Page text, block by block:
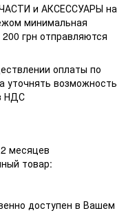
и АКСЕССУАРЫ на
минимальная
грн отправляются
оплаты по
уточнять возможность
НДС
месяцев
товар:
доступен в Вашем